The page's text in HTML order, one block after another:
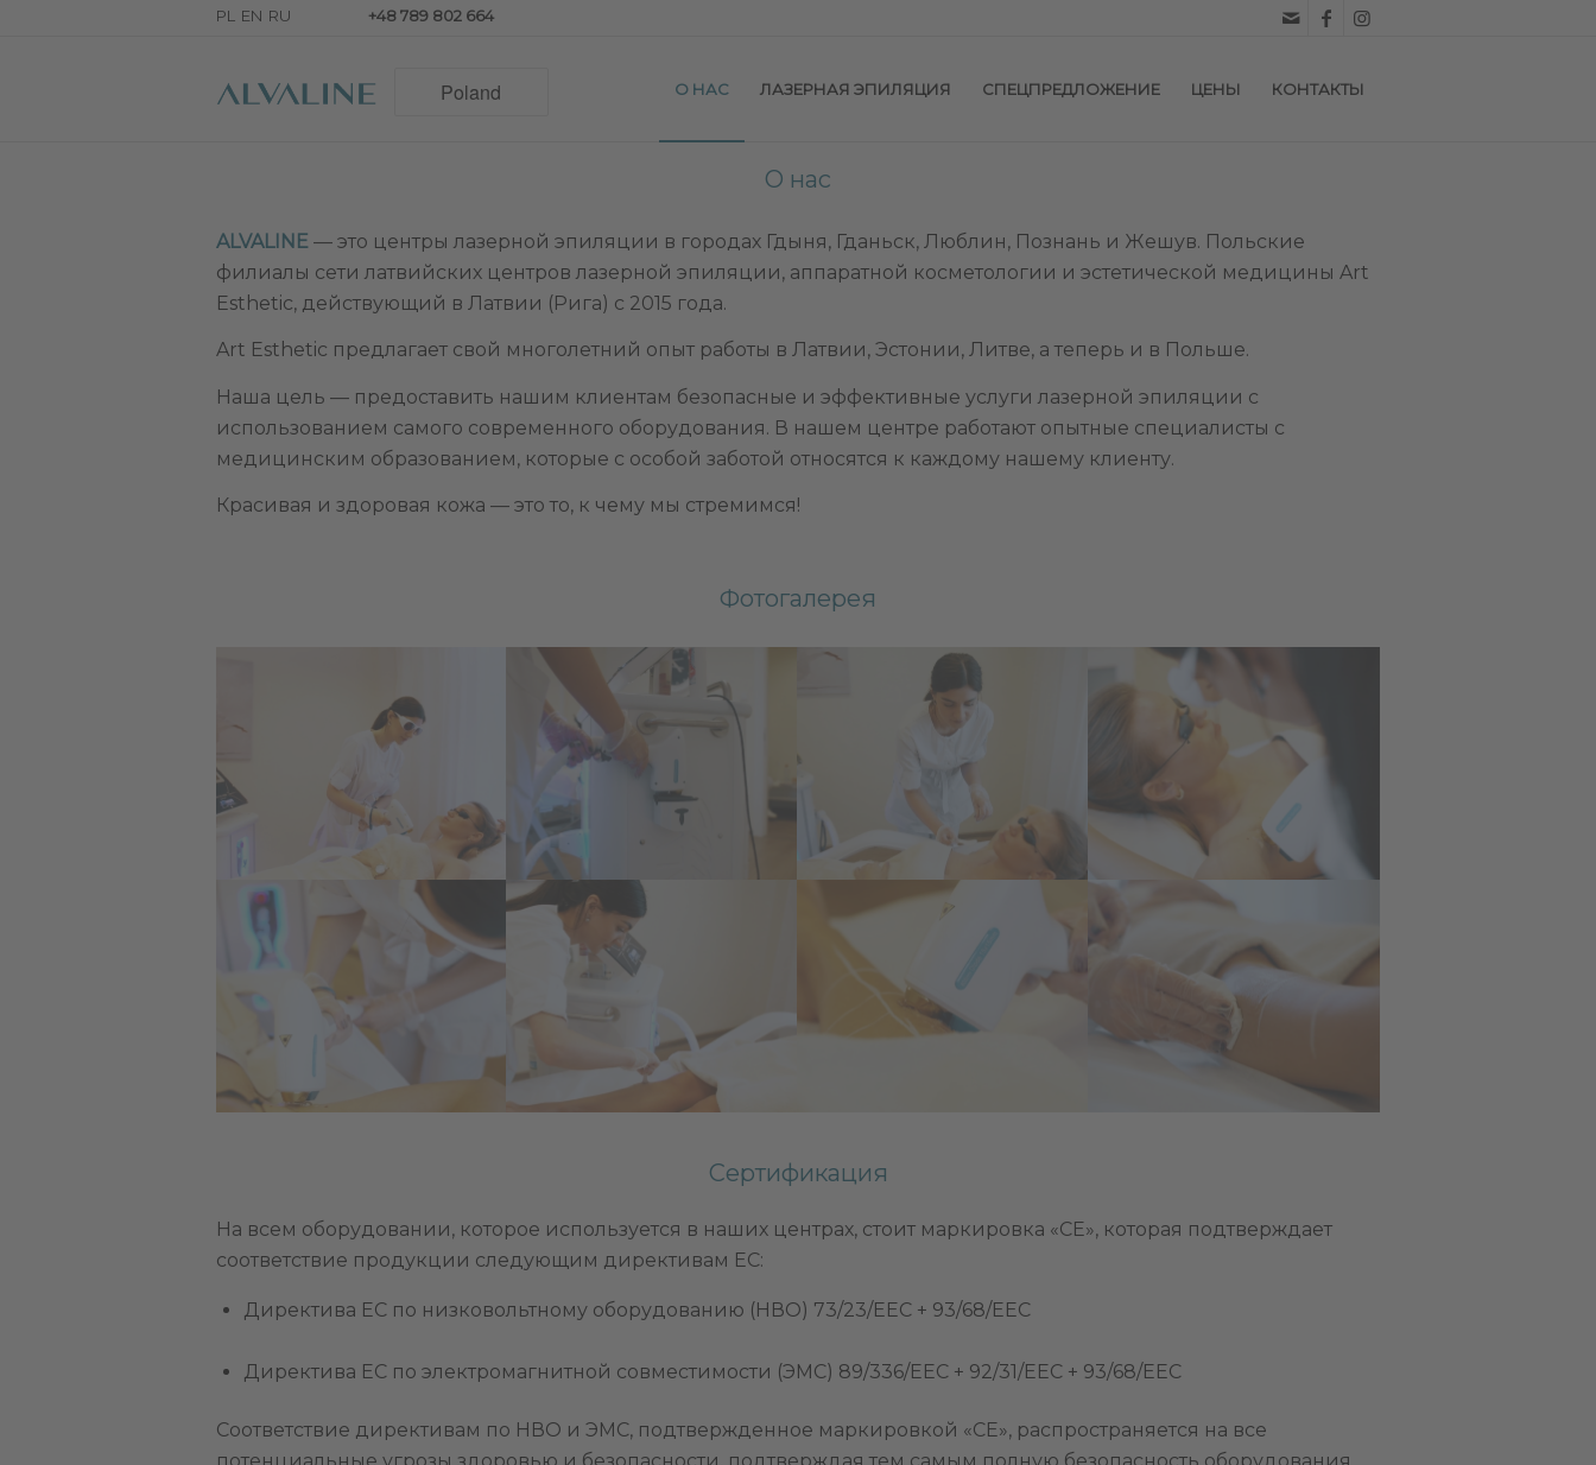
+48 789 802 664
О НАС ЛАЗЕРНАЯ ЭПИЛЯЦИЯ СПЕЦПРЕДЛОЖЕНИЕ ЦЕНЫ КОНТАКТЫ
О нас
ALVALINE — это центры лазерной эпиляции в городах Гдыня, Гданьск, Люблин, Познань и Жешув. Польские
филиалы сети латвийских центров лазерной эпиляции, аппаратной косметологии и эстетической медицины Art
Esthetic, действующий в Латвии (Рига) с 2015 года.
Art Esthetic предлагает свой многолетний опыт работы в Латвии, Эстонии, Литве, а теперь и в Польше.
Наша цель — предоставить нашим клиентам безопасные и эффективные услуги лазерной эпиляции с
использованием самого современного оборудования. В нашем центре работают опытные специалисты с
медицинским образованием, которые с особой заботой относятся к каждому нашему клиенту.
Красивая и здоровая кожа — это то, к чему мы стремимся!
Фотогалерея
Сертификация
На всем оборудовании, которое используется в наших центрах, стоит маркировка «CE», которая подтверждает
соответствие продукции следующим директивам ЕС:
Директива ЕС по низковольтному оборудованию (НВО) 73/23/EEC + 93/68/EEC
Директива ЕС по электромагнитной совместимости (ЭМС) 89/336/EEC + 92/31/EEC + 93/68/EEC
Соответствие директивам по НВО и ЭМС, подтвержденное маркировкой «CE», распространяется на все